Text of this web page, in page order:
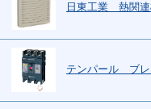
日東工業 熱関連
テンパール ブレ